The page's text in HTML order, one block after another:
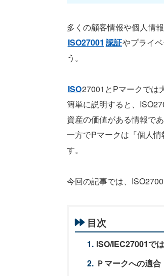
多くの顧客情報や個人情
ISO27001 認証やプライ
う。
ISO27001とPマークでは
簡単に説明すると、
資産の価値がある情報で
一方でPマークは『個人
す。
今回の記事では、
目次
ISO/IEC27001では
Ｐマークへの適合